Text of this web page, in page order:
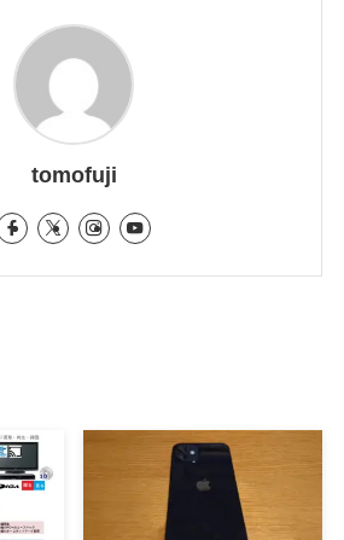
tomofuji